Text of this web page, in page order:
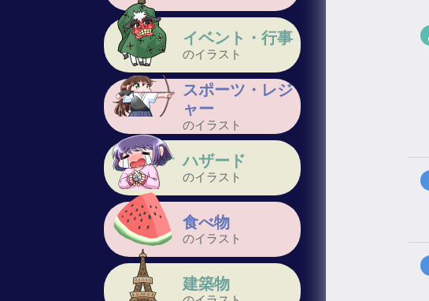
イベント・行事
のイラスト
スポーツ・レジ
ャー
のイラスト
ハザード
のイラスト
食べ物
のイラスト
建築物